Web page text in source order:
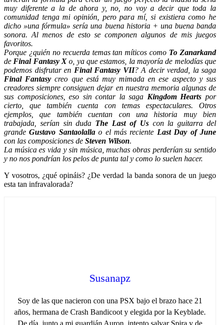
muy diferente a la de ahora y, no, no voy a decir que toda la
comunidad tenga mi opinión, pero para mí, si existiera como he
dicho »una fórmula» sería una buena historia + una buena banda
sonora. Al menos de esto se componen algunos de mis juegos
favoritos.
Porque ¿quién no recuerda temas tan míticos como To Zanarkand
de Final Fantasy X o, ya que estamos, la mayoría de melodías que
podemos disfrutar en Final Fantasy VII? A decir verdad, la saga
Final Fantasy creo que está muy mimada en ese aspecto y sus
creadores siempre consiguen dejar en nuestra memoria algunas de
sus composiciones, eso sin contar la saga Kingdom Hearts por
cierto, que también cuenta con temas espectaculares. Otros
ejemplos, que también cuentan con una historia muy bien
trabajada, serían sin duda The Last of Uscon la guitarra del
grandeGustavo Santaolallao el más reciente Last Day of June
con las composiciones de Steven Wilson.
La música es vida y sin música, muchas obras perderían su sentido
y no nos pondrían los pelos de punta tal y como lo suelen hacer.
Y vosotros, ¿qué opináis? ¿De verdad la banda sonora de un juego
esta tan infravalorada?
Susanapz
Soy de las que nacieron con una PSX bajo el brazo hace 21
años, hermana de Crash Bandicoot y elegida por la Keyblade.
De día, junto a mi guardián Auron, intento salvar Spira y de